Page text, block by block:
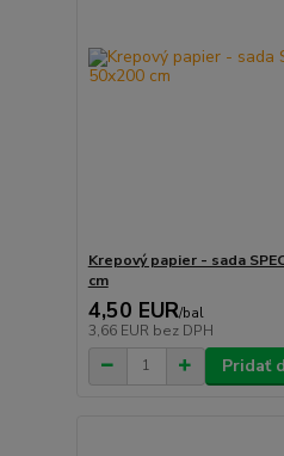
Krepový papier - sada
cm
4,50 EUR/bal
3,66 EUR bez DPH
Pridať